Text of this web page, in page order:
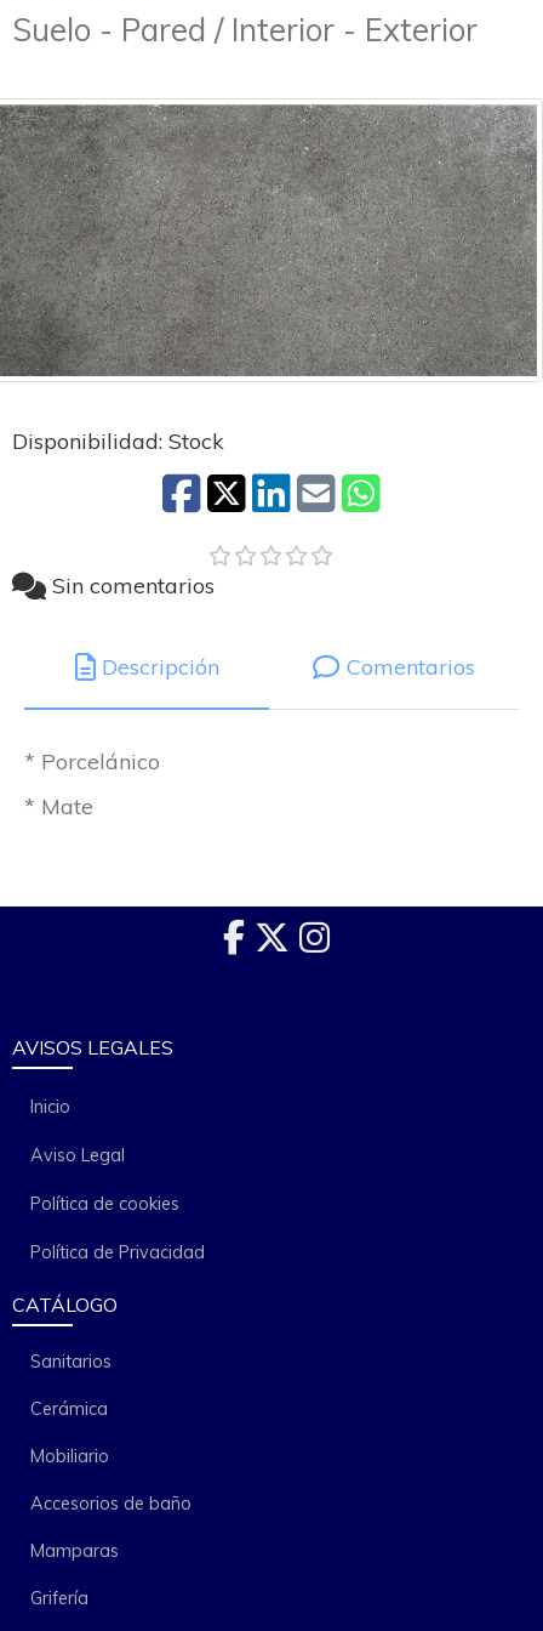
Suelo - Pared / Interior - Exterior
Disponibilidad: Stock
Sin comentarios
Descripción Comentarios
* Porcelánico
* Mate
AVISOS LEGALES
Inicio
Aviso Legal
Política de cookies
Política de Privacidad
CATÁLOGO
Sanitarios
Cerámica
Mobiliario
Accesorios de baño
Mamparas
Grifería